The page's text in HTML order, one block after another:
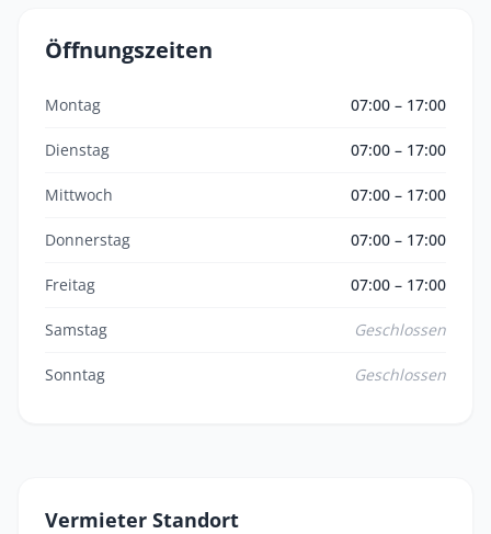
Öffnungszeiten
Montag 07:00 – 17:00
Dienstag 07:00 – 17:00
Mittwoch 07:00 – 17:00
Donnerstag 07:00 – 17:00
Freitag 07:00 – 17:00
Samstag Geschlossen
Sonntag Geschlossen
Vermieter Standort